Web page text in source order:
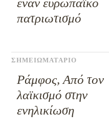
έναν ευρωπαϊκό
πατριωτισμό
ΣΗΜΕΙΩΜΑΤΑΡΙΟ
Ράμφος, Από τον
λαϊκισμό στην
ενηλικίωση